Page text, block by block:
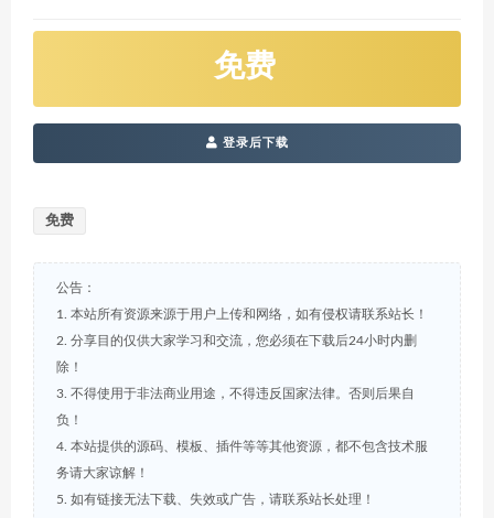
免费
登录后下载
免费
公告：
1. 本站所有资源来源于用户上传和网络，如有侵权请联系站长！
2. 分享目的仅供大家学习和交流，您必须在下载后24小时内删
除！
3. 不得使用于非法商业用途，不得违反国家法律。否则后果自
负！
4. 本站提供的源码、模板、插件等等其他资源，都不包含技术服
务请大家谅解！
5. 如有链接无法下载、失效或广告，请联系站长处理！